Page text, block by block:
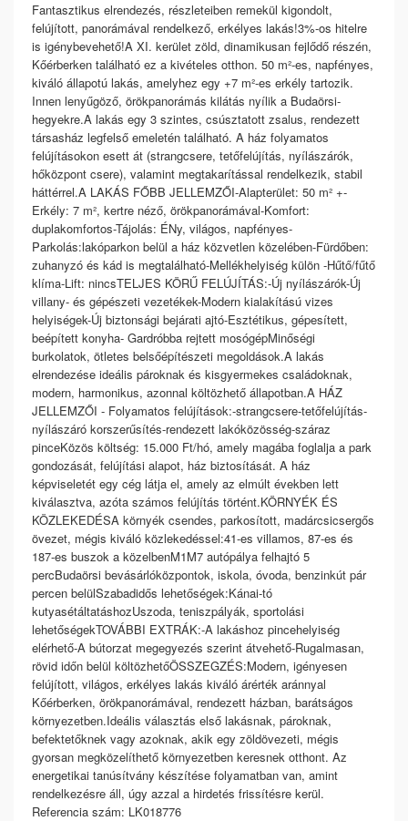
Fantasztikus elrendezés, részleteiben remekül kigondolt,
felújított, panorámával rendelkező, erkélyes lakás!3%-os hitelre
is igénybevehető!A XI. kerület zöld, dinamikusan fejlődő részén,
Kőérberken található ez a kivételes otthon. 50 m²-es, napfényes,
kiváló állapotú lakás, amelyhez egy +7 m²-es erkély tartozik.
Innen lenyűgöző, örökpanorámás kilátás nyílik a Budaörsi-
hegyekre.A lakás egy 3 szintes, csúsztatott zsalus, rendezett
társasház legfelső emeletén található. A ház folyamatos
felújításokon esett át (strangcsere, tetőfelújítás, nyílászárók,
hőközpont csere), valamint megtakarítással rendelkezik, stabil
háttérrel.A LAKÁS FŐBB JELLEMZŐI-Alapterület: 50 m² +-
Erkély: 7 m², kertre néző, örökpanorámával-Komfort:
duplakomfortos-Tájolás: ÉNy, világos, napfényes-
Parkolás:lakóparkon belül a ház közvetlen közelében-Fürdőben:
zuhanyzó és kád is megtalálható-Mellékhelyiség külön -Hűtő/fűtő
klíma-Lift: nincsTELJES KÖRŰ FELÚJÍTÁS:-Új nyílászárók-Új
villany- és gépészeti vezetékek-Modern kialakítású vizes
helyiségek-Új biztonsági bejárati ajtó-Esztétikus, gépesített,
beépített konyha- Gardróbba rejtett mosógépMinőségi
burkolatok, ötletes belsőépítészeti megoldások.A lakás
elrendezése ideális pároknak és kisgyermekes családoknak,
modern, harmonikus, azonnal költözhető állapotban.A HÁZ
JELLEMZŐI - Folyamatos felújítások:-strangcsere-tetőfelújítás-
nyílászáró korszerűsítés-rendezett lakóközösség-száraz
pinceKözös költség: 15.000 Ft/hó, amely magába foglalja a park
gondozását, felújítási alapot, ház biztosítását. A ház
képviseletét egy cég látja el, amely az elmúlt években lett
kiválasztva, azóta számos felújítás történt.KÖRNYÉK ÉS
KÖZLEKEDÉSA környék csendes, parkosított, madárcsicsergős
övezet, mégis kiváló közlekedéssel:41-es villamos, 87-es és
187-es buszok a közelbenM1M7 autópálya felhajtó 5
percBudaörsi bevásárlóközpontok, iskola, óvoda, benzinkút pár
percen belülSzabadidős lehetőségek:Kánai-tó
kutyasétáltatáshozUszoda, teniszpályák, sportolási
lehetőségekTOVÁBBI EXTRÁK:-A lakáshoz pincehelyiség
elérhető-A bútorzat megegyezés szerint átvehető-Rugalmasan,
rövid időn belül költözhetőÖSSZEGZÉS:Modern, igényesen
felújított, világos, erkélyes lakás kiváló árérték aránnyal
Kőérberken, örökpanorámával, rendezett házban, barátságos
környezetben.Ideális választás első lakásnak, pároknak,
befektetőknek vagy azoknak, akik egy zöldövezeti, mégis
gyorsan megközelíthető környezetben keresnek otthont. Az
energetikai tanúsítvány készítése folyamatban van, amint
rendelkezésre áll, úgy azzal a hirdetés frissítésre kerül.
Referencia szám: LK018776